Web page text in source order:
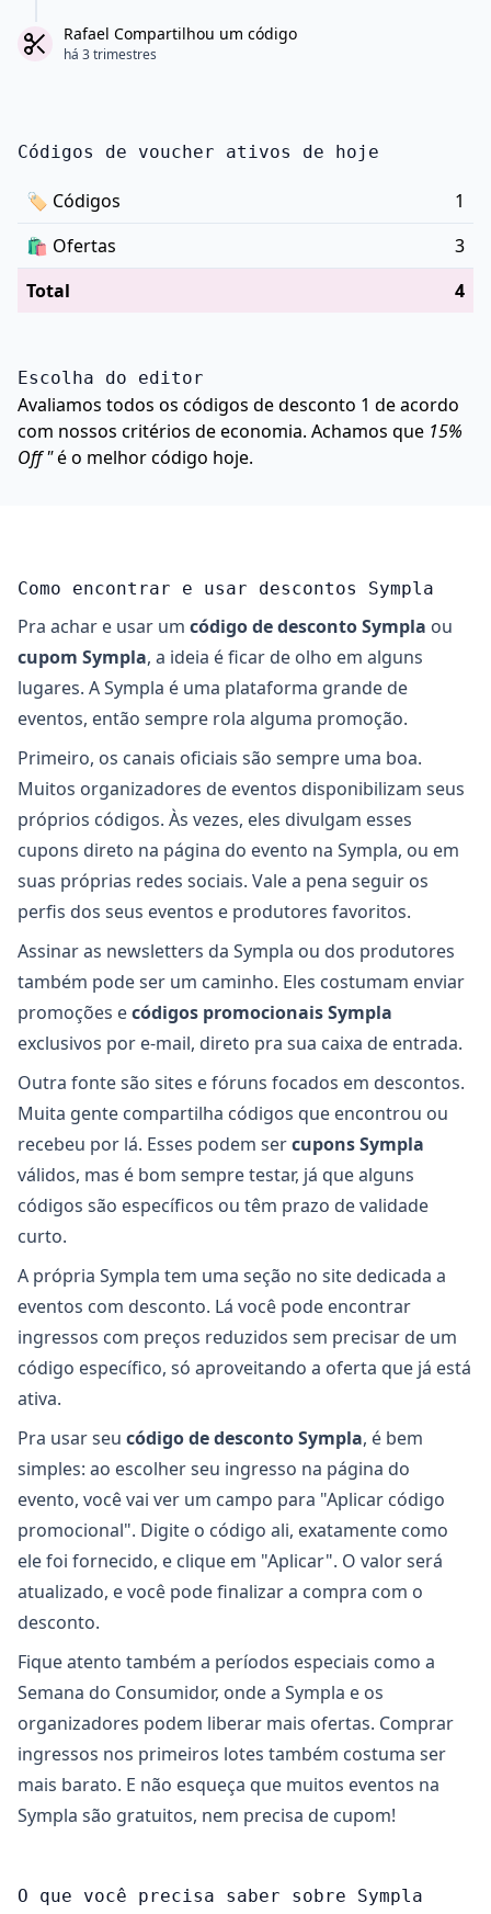
Rafael Compartilhou um código
há 3 trimestres
Códigos de voucher ativos de hoje
🏷 Códigos
1
🛍️ Ofertas
3
Total
4
Escolha do editor
Avaliamos todos os códigos de desconto 1 de acordo
com nossos critérios de economia. Achamos que 15%
Off "é o melhor código hoje.
Como encontrar e usar descontos Sympla
Pra achar e usar um código de desconto Sympla ou
cupom Sympla, a ideia é ficar de olho em alguns
lugares. A Sympla é uma plataforma grande de
eventos, então sempre rola alguma promoção.
Primeiro, os canais oficiais são sempre uma boa.
Muitos organizadores de eventos disponibilizam seus
próprios códigos. Às vezes, eles divulgam esses
cupons direto na página do evento na Sympla, ou em
suas próprias redes sociais. Vale a pena seguir os
perfis dos seus eventos e produtores favoritos.
Assinar as newsletters da Sympla ou dos produtores
também pode ser um caminho. Eles costumam enviar
promoções ecódigos promocionais Sympla
exclusivos por e-mail, direto pra sua caixa de entrada.
Outra fonte são sites e fóruns focados em descontos.
Muita gente compartilha códigos que encontrou ou
recebeu por lá. Esses podem sercupons Sympla
válidos, mas é bom sempre testar, já que alguns
códigos são específicos ou têm prazo de validade
curto.
A própria Sympla tem uma seção no site dedicada a
eventos com desconto. Lá você pode encontrar
ingressos com preços reduzidos sem precisar de um
código específico, só aproveitando a oferta que já está
ativa.
Pra usar seu código de desconto Sympla, é bem
simples: ao escolher seu ingresso na página do
evento, você vai ver um campo para "Aplicar código
promocional". Digite o código ali, exatamente como
ele foi fornecido, e clique em "Aplicar". O valor será
atualizado, e você pode finalizar a compra com o
desconto.
Fique atento também a períodos especiais como a
Semana do Consumidor, onde a Sympla e os
organizadores podem liberar mais ofertas. Comprar
ingressos nos primeiros lotes também costuma ser
mais barato. E não esqueça que muitos eventos na
Sympla são gratuitos, nem precisa de cupom!
O que você precisa saber sobre Sympla